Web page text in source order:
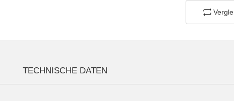
TECHNISCHE DATEN